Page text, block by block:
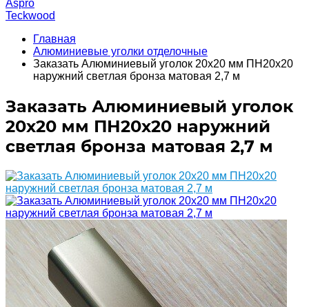
Aspro
Teckwood
Главная
Алюминиевые уголки отделочные
Заказать Алюминиевый уголок 20х20 мм ПН20х20
наружний светлая бронза матовая 2,7 м
Заказать Алюминиевый уголок
20х20 мм ПН20х20 наружний
светлая бронза матовая 2,7 м